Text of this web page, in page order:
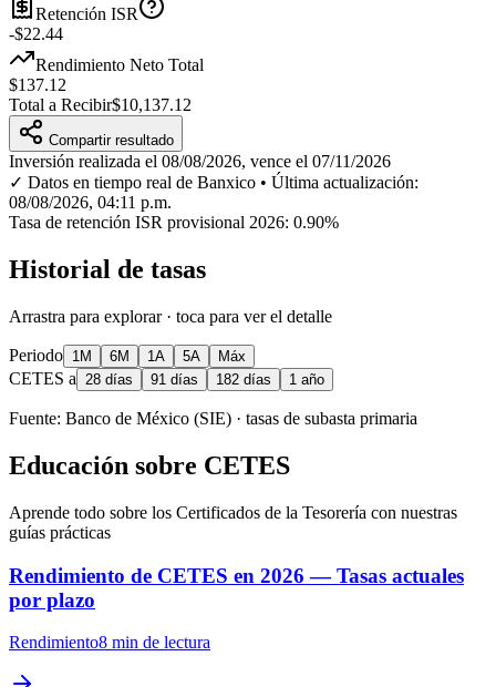
Retención ISR
-$22.44
Rendimiento Neto Total
$137.12
Total a Recibir$10,137.12
Compartir resultado
Inversión realizada el 08/08/2026, vence el 07/11/2026
✓ Datos en tiempo real de Banxico • Última actualización:
08/08/2026, 04:11 p.m.
Tasa de retención ISR provisional 2026: 0.90%
Historial de tasas
Arrastra para explorar · toca para ver el detalle
Periodo 1M 6M 1A 5A Máx
CETES a 28 días 91 días 182 días 1 año
Fuente: Banco de México (SIE) · tasas de subasta primaria
Educación sobre CETES
Aprende todo sobre los Certificados de la Tesorería con nuestras
guías prácticas
Rendimiento de CETES en 2026 — Tasas actuales
por plazo
Rendimiento8 min de lectura